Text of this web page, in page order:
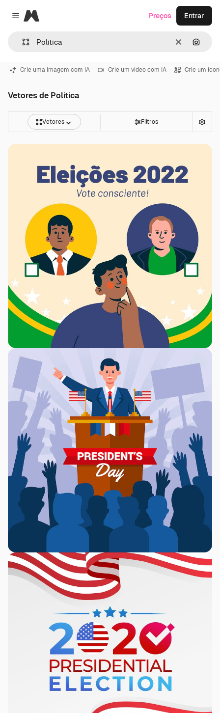
Close menu
Magnific
Limpar
Preços Entrar
Crie uma imagem com IA Crie um vídeo com IA Crie um
Vetores de Politica
Vetores Filtros